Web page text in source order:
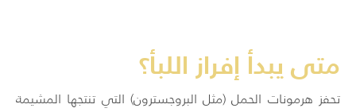
متى يبدأ إفراز اللبأ؟
تحفز هرمونات الحمل (مثل البروجسترون) التي تنتجها المشيمة